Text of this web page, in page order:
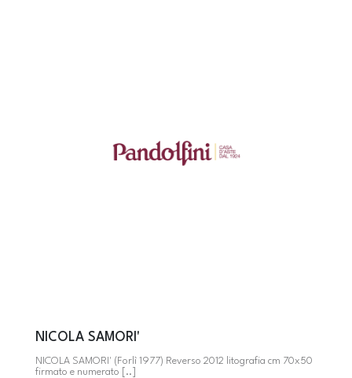
NICOLA SAMORI'
NICOLA SAMORI' (Forlì 1977) Reverso 2012 litografia cm 70x50
firmato e numerato [..]